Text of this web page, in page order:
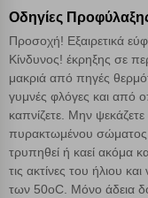
Οδηγίες
Προσοχή! Εξαιρετικά
Κίνδυνος! έκρηξης σε
μακριά από πηγές
γυμνές φλόγες και από
καπνίζετε. Μην
πυρακτωμένου
τρυπηθεί ή καεί ακόμα
τις ακτίνες του ήλιου
των 50oC. Μόνο άδεια